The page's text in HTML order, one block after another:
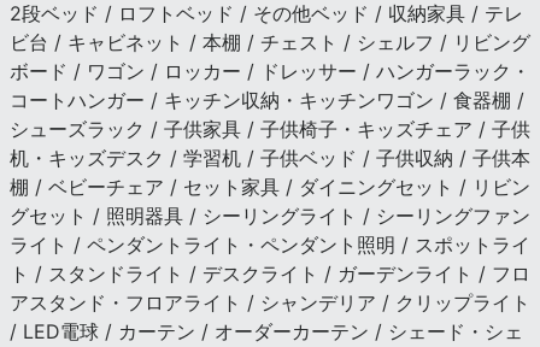
2段ベッド / ロフトベッド / その他ベッド / 収納家具 / テレ
ビ台 / キャビネット / 本棚 / チェスト / シェルフ / リビング
ボード / ワゴン / ロッカー / ドレッサー / ハンガーラック・
コートハンガー / キッチン収納・キッチンワゴン / 食器棚 /
シューズラック / 子供家具 / 子供椅子・キッズチェア / 子供
机・キッズデスク / 学習机 / 子供ベッド / 子供収納 / 子供本
棚 / ベビーチェア / セット家具 / ダイニングセット / リビン
グセット / 照明器具 / シーリングライト / シーリングファン
ライト / ペンダントライト・ペンダント照明 / スポットライ
ト / スタンドライト / デスクライト / ガーデンライト / フロ
アスタンド・フロアライト / シャンデリア / クリップライト
/ LED電球 / カーテン / オーダーカーテン / シェード・シェ